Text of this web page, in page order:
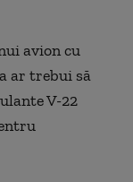
avion cu
ar trebui să
V-22